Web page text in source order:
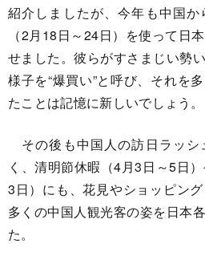
紹介しましたが、今年も中国
（2月18日～24日）を使って日
せました。彼らがすさまじい勢
様子を“爆買い”と呼び、それを
たことは記憶に新しいでしょう。
その後も中国人の訪日ラッシ
く、清明節休暇（4月3日～5日
3日）にも、花見やショッピン
多くの中国人観光客の姿を日本
た。